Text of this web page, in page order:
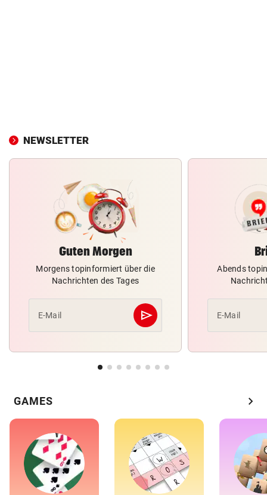
NEWSLETTER
Guten Morgen
Morgens topinformiert über die
Nachrichten des Tages
E-Mail send
Abschicken
Abends
E-Mail
GAMES chevron_right